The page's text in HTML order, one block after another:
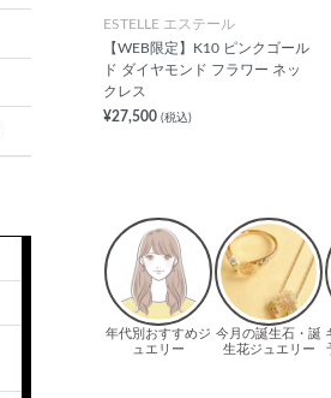
ESTELLE エステール
【WEB限定】K10 ピンクゴール
ド ダイヤモンド フラワー ネッ
クレス
¥27,500 (税込)